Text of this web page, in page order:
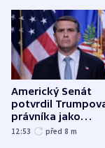
Americký Senát
potvrdil
právníka jako
ministra
12:53 před 8 m